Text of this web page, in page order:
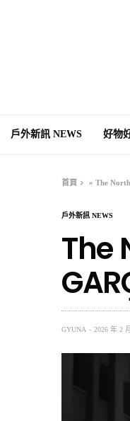
戶外新訊 NEWS 好物
首頁 »The
戶外新訊 NEWS
The
GYUNA 2026 年 2